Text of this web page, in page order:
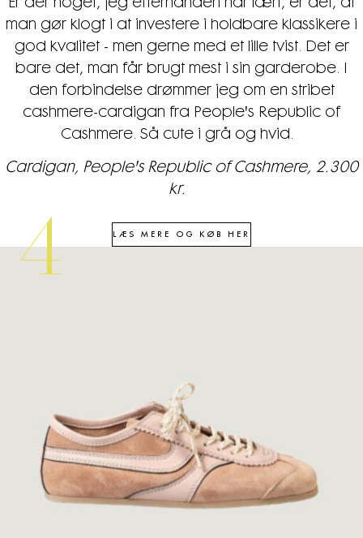
Er der noget, jeg efterhånden har lært, er det, at
man gør klogt i at investere i holdbare klassikere i
god kvalitet - men gerne med et lille tvist. Det er
bare det, man får brugt mest i sin garderobe. I
den forbindelse drømmer jeg om en stribet
cashmere-cardigan fra People's Republic of
Cashmere. Så cute i grå og hvid.
Cardigan, People's Republic of Cashmere, 2.300
kr.
LÆS MERE OG KØB HER
4